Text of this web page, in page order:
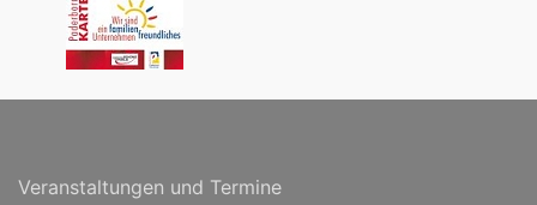
Veranstaltungen und Termine